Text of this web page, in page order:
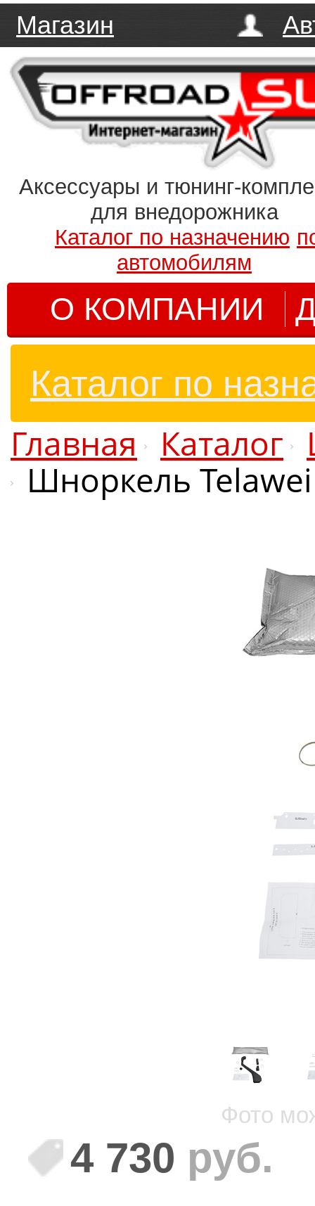
Магазин
Аксессуары и тюнинг-
для внедорожника
Каталог по назначению
автомобилям
О КОМПАНИИ
Каталог по
Главная Каталог
Шноркель
4 730 руб.
Фото